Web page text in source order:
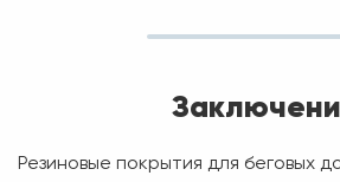
Резиновые покрытия для беговых